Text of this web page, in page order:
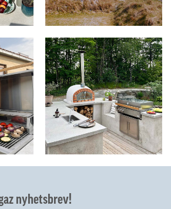
nyhetsbrev!